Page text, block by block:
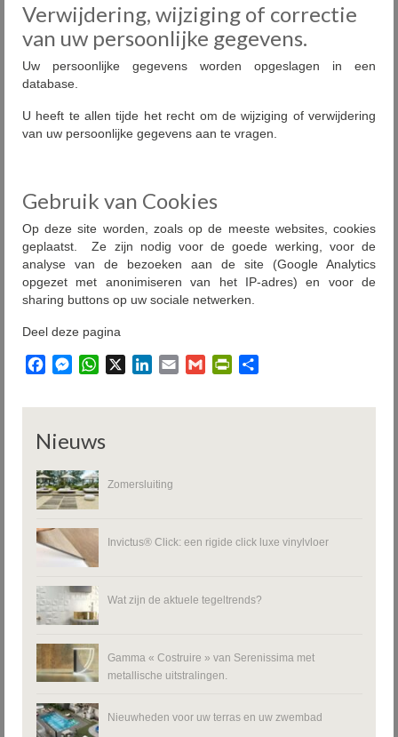
Verwijdering, wijziging of correctie
van uw persoonlijke gegevens.
Uw persoonlijke gegevens worden opgeslagen in een
database.
U heeft te allen tijde het recht om de wijziging of verwijdering
van uw persoonlijke gegevens aan te vragen.
Gebruik van Cookies
Op deze site worden, zoals op de meeste websites, cookies
geplaatst. Ze zijn nodig voor de goede werking, voor de
analyse van de bezoeken aan de site (Google Analytics
opgezet met anonimiseren van het IP-adres) en voor de
sharing buttons op uw sociale netwerken.
Deel deze pagina
FacebookMessenger
WhatsAppLinkedIn
Email Gmail PrintFriendly
Nieuws
Zomersluiting
Invictus® Click: een rigide click luxe vinylvloer
Wat zijn de aktuele tegeltrends?
Gamma « Costruire » van Serenissima met
metallische uitstralingen.
Nieuwheden voor uw terras en uw zwembad